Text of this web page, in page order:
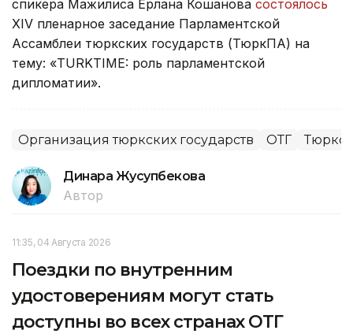
спикера Мажилиса Ерлана Кошанова состоялось
ХIV пленарное заседание Парламентской
Ассамблеи тюркских государств (ТюркПА) на
тему: «TURKTIME: роль парламентской
дипломатии».
Организация тюркских государств ОТГ
Динара Жусупбекова
Автор
11:35, 04 Августа 2026
Поездки по внутренним
удостоверениям могут стать
доступны во всех странах ОТГ